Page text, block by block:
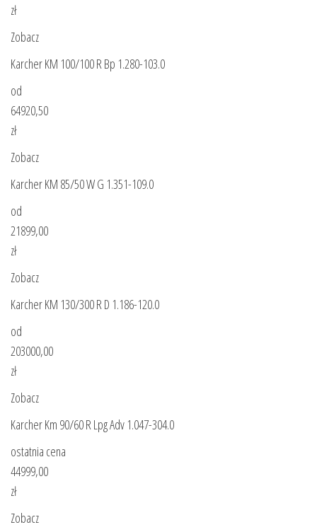
zł
Zobacz
Karcher KM 100/100 R Bp 1.280-103.0
od
64920,50
zł
Zobacz
Karcher KM 85/50 W G 1.351-109.0
od
21899,00
zł
Zobacz
Karcher KM 130/300 R D 1.186-120.0
od
203000,00
zł
Zobacz
Karcher Km 90/60 R Lpg Adv 1.047-304.0
ostatnia cena
44999,00
zł
Zobacz